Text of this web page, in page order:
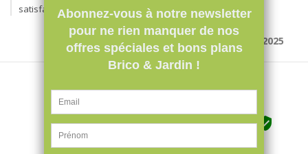
satisfait de mon achat.
Par THIERRY B. le 01/09/2025

